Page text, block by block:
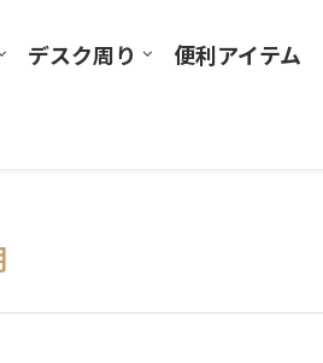
デスク周り 便利アイテム